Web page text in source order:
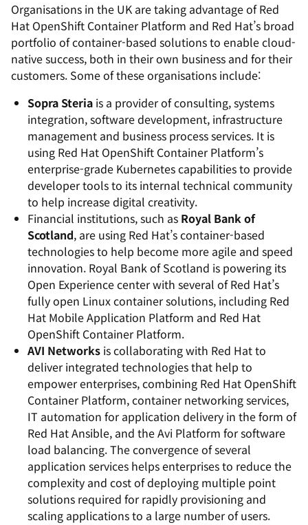
Organisations in the UK are taking advantage of Red
Hat OpenShift Container Platform and Red Hat’s broad
portfolio of container-based solutions to enable cloud-
native success, both in their own business and for their
customers. Some of these organisations include:
Sopra Steria is a provider of consulting, systems
integration, software development, infrastructure
management and business process services. It is
using Red Hat OpenShift Container Platform’s
enterprise-grade Kubernetes capabilities to provide
developer tools to its internal technical community
to help increase digital creativity.
Financial institutions, such as Royal Bank of
Scotland, are using Red Hat’s container-based
technologies to help become more agile and speed
innovation. Royal Bank of Scotland is powering its
Open Experience center with several of Red Hat’s
fully open Linux container solutions, including Red
Hat Mobile Application Platform and Red Hat
OpenShift Container Platform.
AVI Networks is collaborating with Red Hat to
deliver integrated technologies that help to
empower enterprises, combining Red Hat OpenShift
Container Platform, container networking services,
IT automation for application delivery in the form of
Red Hat Ansible, and the Avi Platform for software
load balancing. The convergence of several
application services helps enterprises to reduce the
complexity and cost of deploying multiple point
solutions required for rapidly provisioning and
scaling applications to a large number of users.